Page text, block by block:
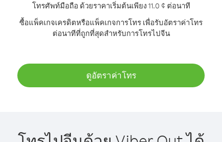
โทรศัพท์มือถือ ด้วยราคาเริ่มต้นเพียง 11.0 ¢ ต่อนาที
ซื้อแพ็คเกจเครดิตหรือแพ็คเกจการโทร เพื่อรับอัตราค่าโทร
ต่อนาทีที่ถูกที่สุดสำหรับการโทรไปจีน
ดูอัตราค่าโทร